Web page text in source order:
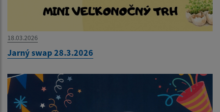
18.03.2026
Jarný swap 28.3.2026